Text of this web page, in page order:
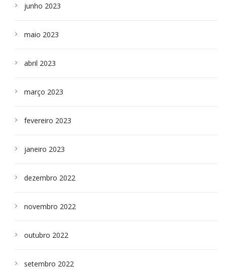
junho 2023
maio 2023
abril 2023
março 2023
fevereiro 2023
janeiro 2023
dezembro 2022
novembro 2022
outubro 2022
setembro 2022